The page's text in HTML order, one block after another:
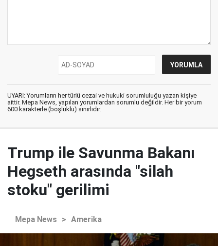
UYARI: Yorumların her türlü cezai ve hukuki sorumluluğu yazan kişiye
aittir. Mepa News, yapılan yorumlardan sorumlu değildir. Her bir yorum
600 karakterle (boşluklu) sınırlıdır.
Trump ile Savunma Bakanı
Hegseth arasında "silah
stoku" gerilimi
Mepa News > Amerika